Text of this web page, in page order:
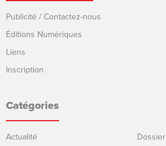
Publicité / Contactez-nous
Éditions Numériques
Liens
Inscription
Catégories
Actualité
Dossier